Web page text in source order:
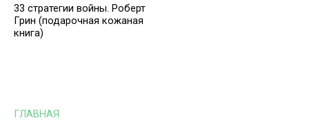
ГЛАВНАЯ
33 стратегии войны. Роберт
Грин (подарочная кожаная
книга)